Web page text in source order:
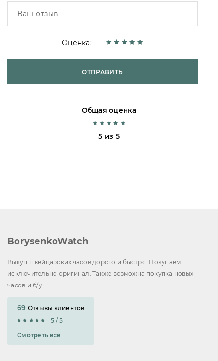
Оценка:
ОТПРАВИТЬ
Общая оценка
5 из 5
BorysenkoWatch
Выкуп швейцарских часов дорого и быстро. Покупаем
исключительно оригинал. Также возможна покупка новых
часов и б/у.
69 Отзывы клиентов
5 / 5
Смотреть все